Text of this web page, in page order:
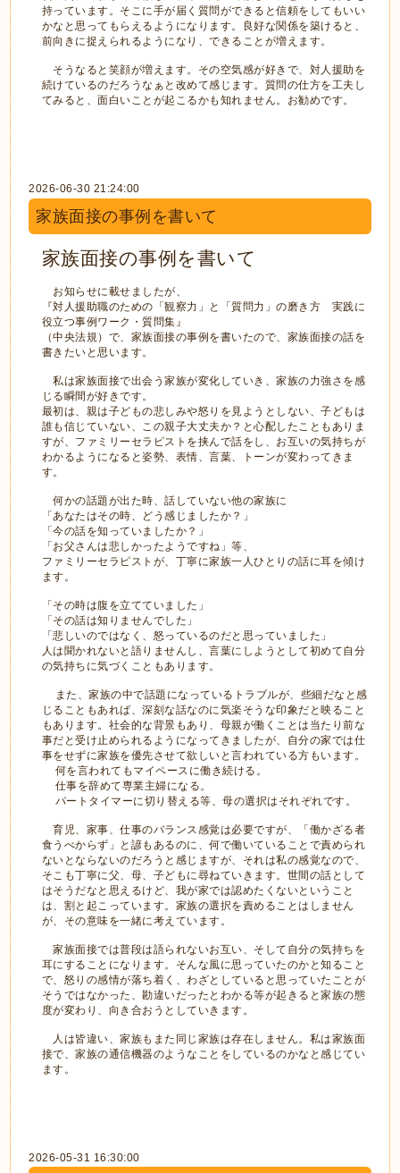
持っています。そこに手が届く質問ができると信頼をしてもいい
かなと思ってもらえるようになります。良好な関係を築けると、
前向きに捉えられるようになり、できることが増えます。
そうなると笑顔が増えます。その空気感が好きで、対人援助を
続けているのだろうなぁと改めて感じます。質問の仕方を工夫し
てみると、面白いことが起こるかも知れません。お勧めです。
2026-06-30 21:24:00
家族面接の事例を書いて
家族面接の事例を書いて
お知らせに載せましたが、
『対人援助職のための「観察力」と「質問力」の磨き方 実践に
役立つ事例ワーク・質問集』
（中央法規）で、家族面接の事例を書いたので、家族面接の話を
書きたいと思います。
私は家族面接で出会う家族が変化していき、家族の力強さを感
じる瞬間が好きです。
最初は、親は子どもの悲しみや怒りを見ようとしない、子どもは
誰も信じていない、この親子大丈夫か？と心配したこともありま
すが、ファミリーセラピストを挟んで話をし、お互いの気持ちが
わかるようになると姿勢、表情、言葉、トーンが変わってきま
す。
何かの話題が出た時、話していない他の家族に
「あなたはその時、どう感じましたか？」
「今の話を知っていましたか？」
「お父さんは悲しかったようですね」等、
ファミリーセラピストが、丁寧に家族一人ひとりの話に耳を傾け
ます。
「その時は腹を立てていました」
「その話は知りませんでした」
「悲しいのではなく、怒っているのだと思っていました」
人は聞かれないと語りませんし、言葉にしようとして初めて自分
の気持ちに気づくこともあります。
また、家族の中で話題になっているトラブルが、些細だなと感
じることもあれば、深刻な話なのに気楽そうな印象だと映ること
もあります。社会的な背景もあり、母親が働くことは当たり前な
事だと受け止められるようになってきましたが、自分の家では仕
事をせずに家族を優先させて欲しいと言われている方もいます。
何を言われてもマイペースに働き続ける。
仕事を辞めて専業主婦になる。
パートタイマーに切り替える等、母の選択はそれぞれです。
育児、家事、仕事のバランス感覚は必要ですが、「働かざる者
食うべからず」と諺もあるのに、何で働いていることで責められ
ないとならないのだろうと感じますが、それは私の感覚なので、
そこも丁寧に父、母、子どもに尋ねていきます。世間の話として
はそうだなと思えるけど、我が家では認めたくないということ
は、割と起こっています。家族の選択を責めることはしません
が、その意味を一緒に考えています。
家族面接では普段は語られないお互い、そして自分の気持ちを
耳にすることになります。そんな風に思っていたのかと知ること
で、怒りの感情が落ち着く、わざとしていると思っていたことが
そうではなかった、勘違いだったとわかる等が起きると家族の態
度が変わり、向き合おうとしていきます。
人は皆違い、家族もまた同じ家族は存在しません。私は家族面
接で、家族の通信機器のようなことをしているのかなと感じてい
ます。
2026-05-31 16:30:00